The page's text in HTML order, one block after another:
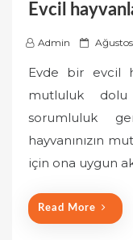
Evcil
Admin
P
e
d
o
Ağustos
Evde bir evcil
mutluluk dolu
sorumluluk
hayvanınızın
için ona uygun
Read More